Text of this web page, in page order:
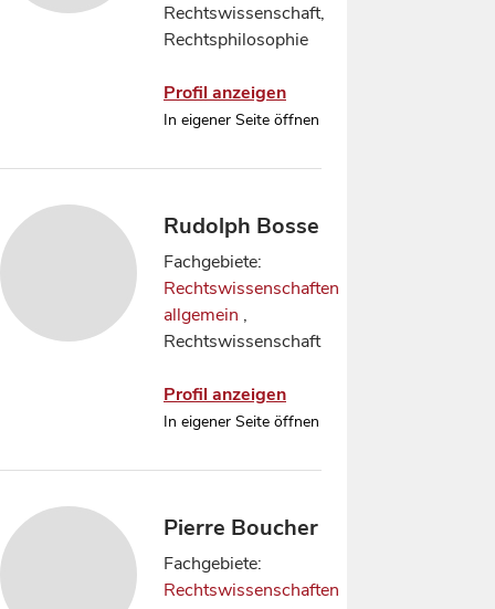
Rechtswissenschaft,
Rechtsphilosophie
Profil anzeigen
In eigener Seite öffnen
Rudolph Bosse
Fachgebiete:
Rechtswissenschaften
allgemein ,
Rechtswissenschaft
Profil anzeigen
In eigener Seite öffnen
Pierre Boucher
Fachgebiete:
Rechtswissenschaften